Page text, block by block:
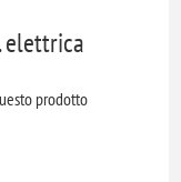
elettrica
prodotto